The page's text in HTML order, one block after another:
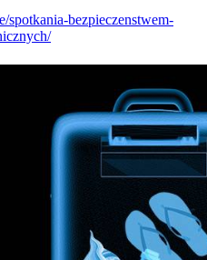
spotkania-bezpieczenstwem-